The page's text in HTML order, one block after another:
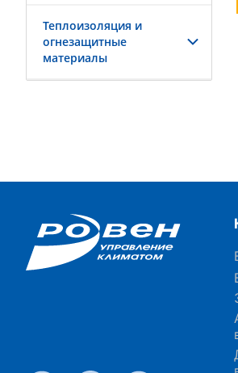
Теплоизоляция и
огнезащитные
материалы